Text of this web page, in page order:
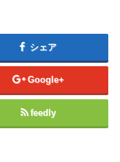
シェア
Google+
feedly